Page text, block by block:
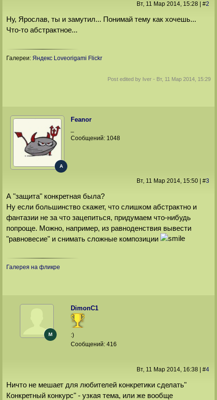
Вт, 11 Мар 2014, 15:28| #2
Ну, Ярослав, ты и замутил... Понимай тему как хочешь...
Что-то абстрактное...
Галереи: Яндекс Loveorigami Flickr
Post edited by Iver - Вт, 11 Мар 2014, 15:29
Feanor
A
Сообщений: 1048
Вт, 11 Мар 2014, 15:50| #3
А "защита" конкретная была?
Ну если большинство скажет, что слишком абстрактно и
фантазии не за что зацепиться, придумаем что-нибудь
попроще. Можно, например, из равноденствия вывести
"равновесие" и снимать сложные композиции
Галерея на фликре
DimonС1
M
:)
Сообщений:416
Вт, 11 Мар 2014, 16:38| #4
Ничто не мешает для любителей конкретики сделать"
Конкретный конкурс" - узкая тема, или же вообще